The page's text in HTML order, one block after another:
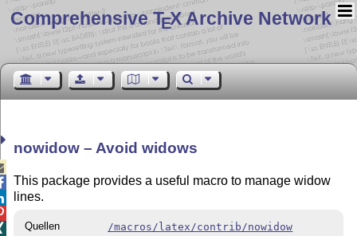
Comprehensive TEX Archive Network
nowidow – Avoid widows
This package provides a useful macro to manage widow
lines.
Quellen
/macros/latex/contrib/nowidow